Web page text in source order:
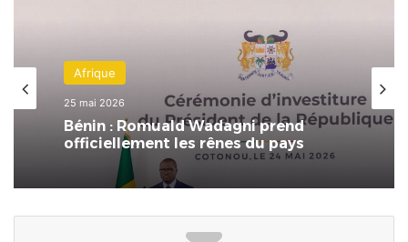
Afrique
25 mai 2026
POLITIQUE
19 mai 2026
Le Togo lève les visas pour tous les
Africains !